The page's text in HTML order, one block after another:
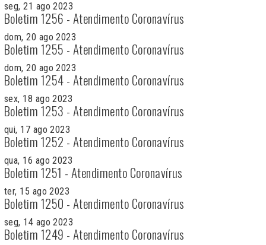
seg, 21 ago 2023
Boletim 1256 - Atendimento Coronavírus
dom, 20 ago 2023
Boletim 1255 - Atendimento Coronavírus
dom, 20 ago 2023
Boletim 1254 - Atendimento Coronavírus
sex, 18 ago 2023
Boletim 1253 - Atendimento Coronavírus
qui, 17 ago 2023
Boletim 1252 - Atendimento Coronavírus
qua, 16 ago 2023
Boletim 1251 - Atendimento Coronavírus
ter, 15 ago 2023
Boletim 1250 - Atendimento Coronavírus
seg, 14 ago 2023
Boletim 1249 - Atendimento Coronavírus